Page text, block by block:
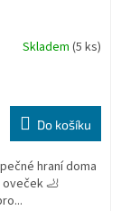
Skladem (5 ks)
Do košíku
hraní doma
🦶